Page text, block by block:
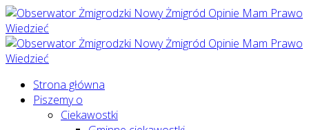
Strona główna
Piszemy o
Ciekawostki